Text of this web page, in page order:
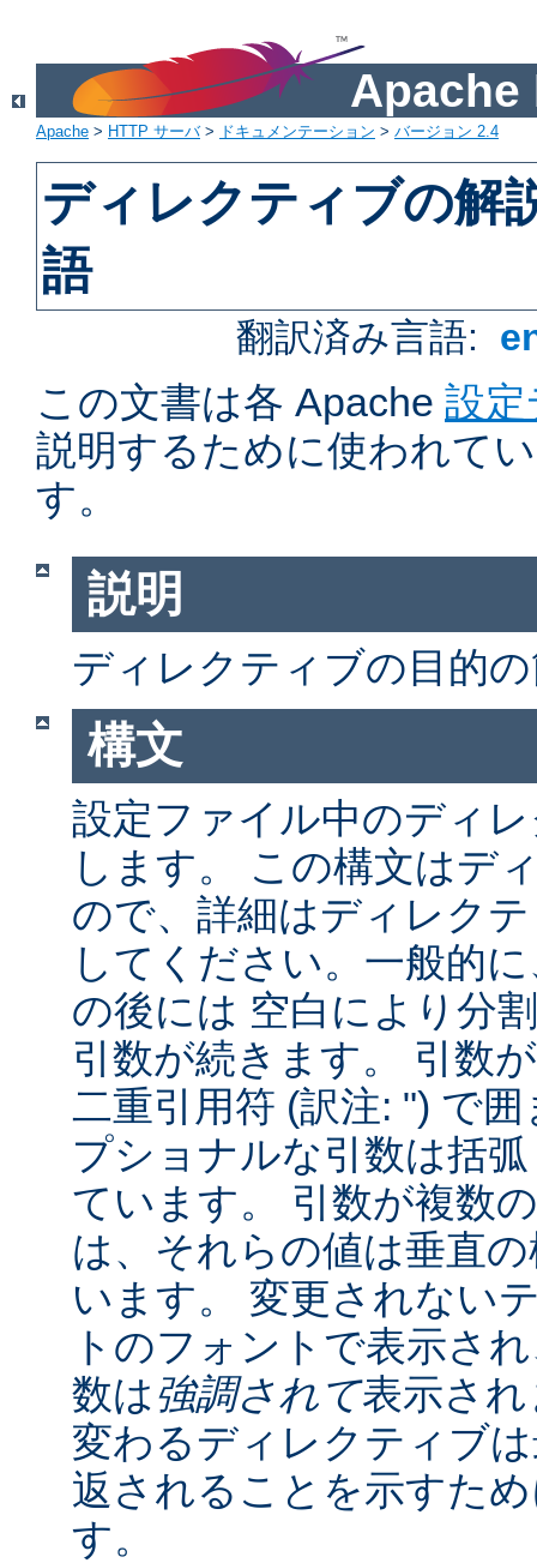
Apache
Apache > HTTP サーバ> ドキュメンテーション > バージョン 2.4
ディレクティブの解
語
翻訳済み言語:
この文書は各 Apache 設
説明するために使われて
す。
説明
ディレクティブの目的
構文
設定ファイル中のディ
します。 この構文はデ
ので、詳細はディレク
してください。一般的
の後には 空白により分
引数が続きます。 引数
二重引用符 (訳注: ") で
プショナルな引数は括
ています。 引数が複数
は、それらの値は垂直
います。 変更されない
トのフォントで表示さ
数は強調されて表示さ
変わるディレクティブ
返されることを示すた
す。